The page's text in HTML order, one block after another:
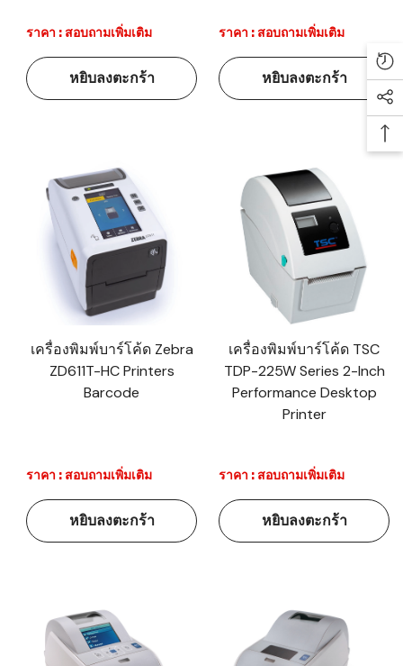
ราคา : สอบถามเพิ่มเติม
หยิบลงตะกร้า
ราคา : สอบถามเพิ่มเติม
หยิบลงตะกร้า
เครื่องพิมพ์บาร์โค้ด Zebra
ZD611T-HC Printers
Barcode
ราคา : สอบถามเพิ่มเติม
หยิบลงตะกร้า
เครื่องพิมพ์บาร์โค้ด TSC
TDP-225W Series 2-Inch
Performance Desktop
Printer
ราคา : สอบถามเพิ่มเติม
หยิบลงตะกร้า